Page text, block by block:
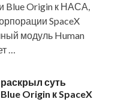
Blue Origin к НАСА,
SpaceX
модуль Human
…
суть
Origin к SpaceX